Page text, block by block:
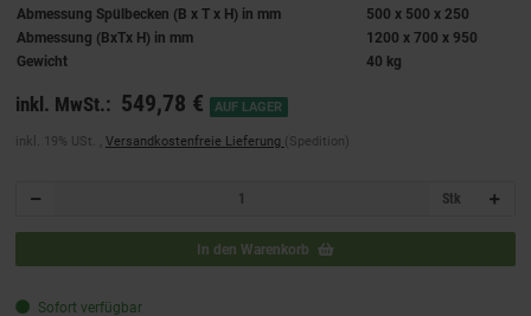
Abmessung Spülbecken (B x T x H) in mm
500 x 500 x 250
Abmessung (BxTx H) in mm
1200 x 700 x 950
Gewicht
40 kg
inkl. MwSt.: 549,78 € AUF LAGER
inkl. 19% USt. , Versandkostenfreie Lieferung (Spedition)
Stk
In den Warenkorb
Sofort verfügbar